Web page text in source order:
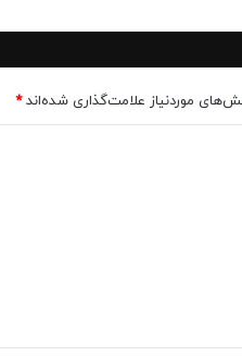
موردنیاز علامت‌گذاری شده‌اند*